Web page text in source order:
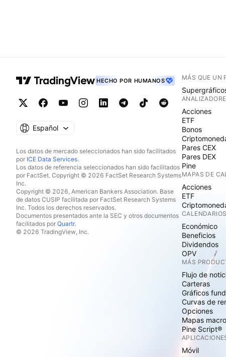
HECHO POR HUMANOS
Español
Los datos de mercado seleccionados han sido facilitados
por ICE Data Services.
Los datos de referencia seleccionados han sido facilitados
por FactSet. Copyright © 2026 FactSet Research Systems
Inc.
Copyright © 2026, American Bankers Association. Base
de datos CUSIP facilitada por FactSet Research Systems
Inc. Todos los derechos reservados.
Documentos presentados ante la SEC y otros documentos
facilitados por Quartr.
© 2026 TradingView, Inc.
MÁS QUE UN
Acciones
ETF
Bonos
Pares CEX
Pares DEX
Pine
MAPAS DE
Acciones
ETF
CALENDARIOS
Económico
Beneficios
Dividendos
OPV
MÁS
Flujo de
Carteras
Gráficos
Curvas de
Opciones
Mapas macro
Pine Script®
Móvil